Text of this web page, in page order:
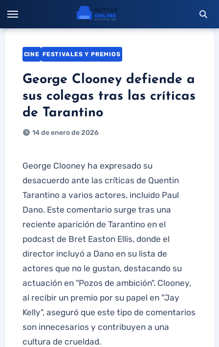
contenido
CINE FESTIVALES Y PREMIOS
George Clooney defiende a
sus colegas tras las críticas
de Tarantino
14 de enero de 2026
George Clooney ha expresado su
desacuerdo ante las críticas de Quentin
Tarantino a varios actores, incluido Paul
Dano. Este comentario surge tras una
reciente aparición de Tarantino en el
podcast de Bret Easton Ellis, donde el
director incluyó a Dano en su lista de
actores que no le gustan, destacando su
actuación en "Pozos de ambición". Clooney,
al recibir un premio por su papel en "Jay
Kelly", aseguró que este tipo de comentarios
son innecesarios y contribuyen a una
cultura de crueldad.